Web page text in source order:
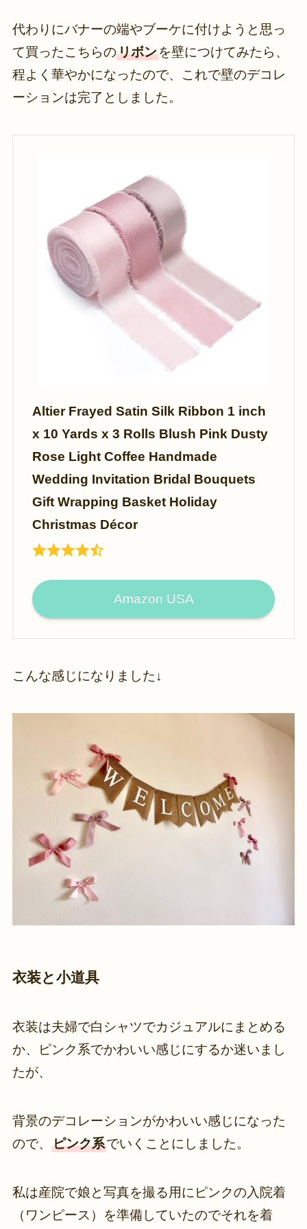
代わりにバナーの端やブーケに付けようと思っ
て買ったこちらのリボンを壁につけてみたら、
程よく華やかになったので、これで壁のデコレ
ーションは完了としました。
Altier Frayed Satin Silk Ribbon 1 inch
x 10 Yards x 3 Rolls Blush Pink Dusty
Rose Light Coffee Handmade
Wedding Invitation Bridal Bouquets
Gift Wrapping Basket Holiday
Christmas Décor
Amazon USA
こんな感じになりました↓
衣装と小道具
衣装は夫婦で白シャツでカジュアルにまとめる
か、ピンク系でかわいい感じにするか迷いまし
たが、
背景のデコレーションがかわいい感じになった
ので、 ピンク系でいくことにしました。
私は産院で娘と写真を撮る用にピンクの入院着
（ワンピース）を準備していたのでそれを着